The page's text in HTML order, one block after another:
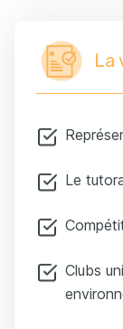
La
Le
Clubs